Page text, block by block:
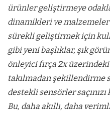
ürünler geliştirmeye
dinamikleri ve malzemeler
sürekli geliştirmek için
gibi yeni başlıklar, şık
önleyici fırça 2x
takılmadan şekillendirme
destekli sensörler saçınızı
Bu, daha akıllı, daha